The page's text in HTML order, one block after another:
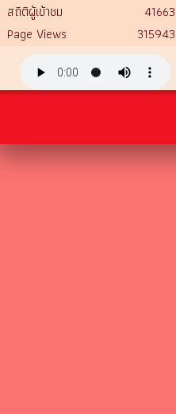
สถิติผู้เข้าชม
41663
Page Views
315943